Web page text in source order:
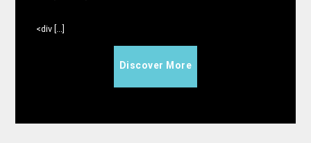
<div [...]
Discover More